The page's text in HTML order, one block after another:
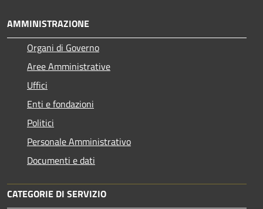
AMMINISTRAZIONE
Organi di Governo
Aree Amministrative
Uffici
Enti e fondazioni
Politici
Personale Amministrativo
Documenti e dati
CATEGORIE DI SERVIZIO